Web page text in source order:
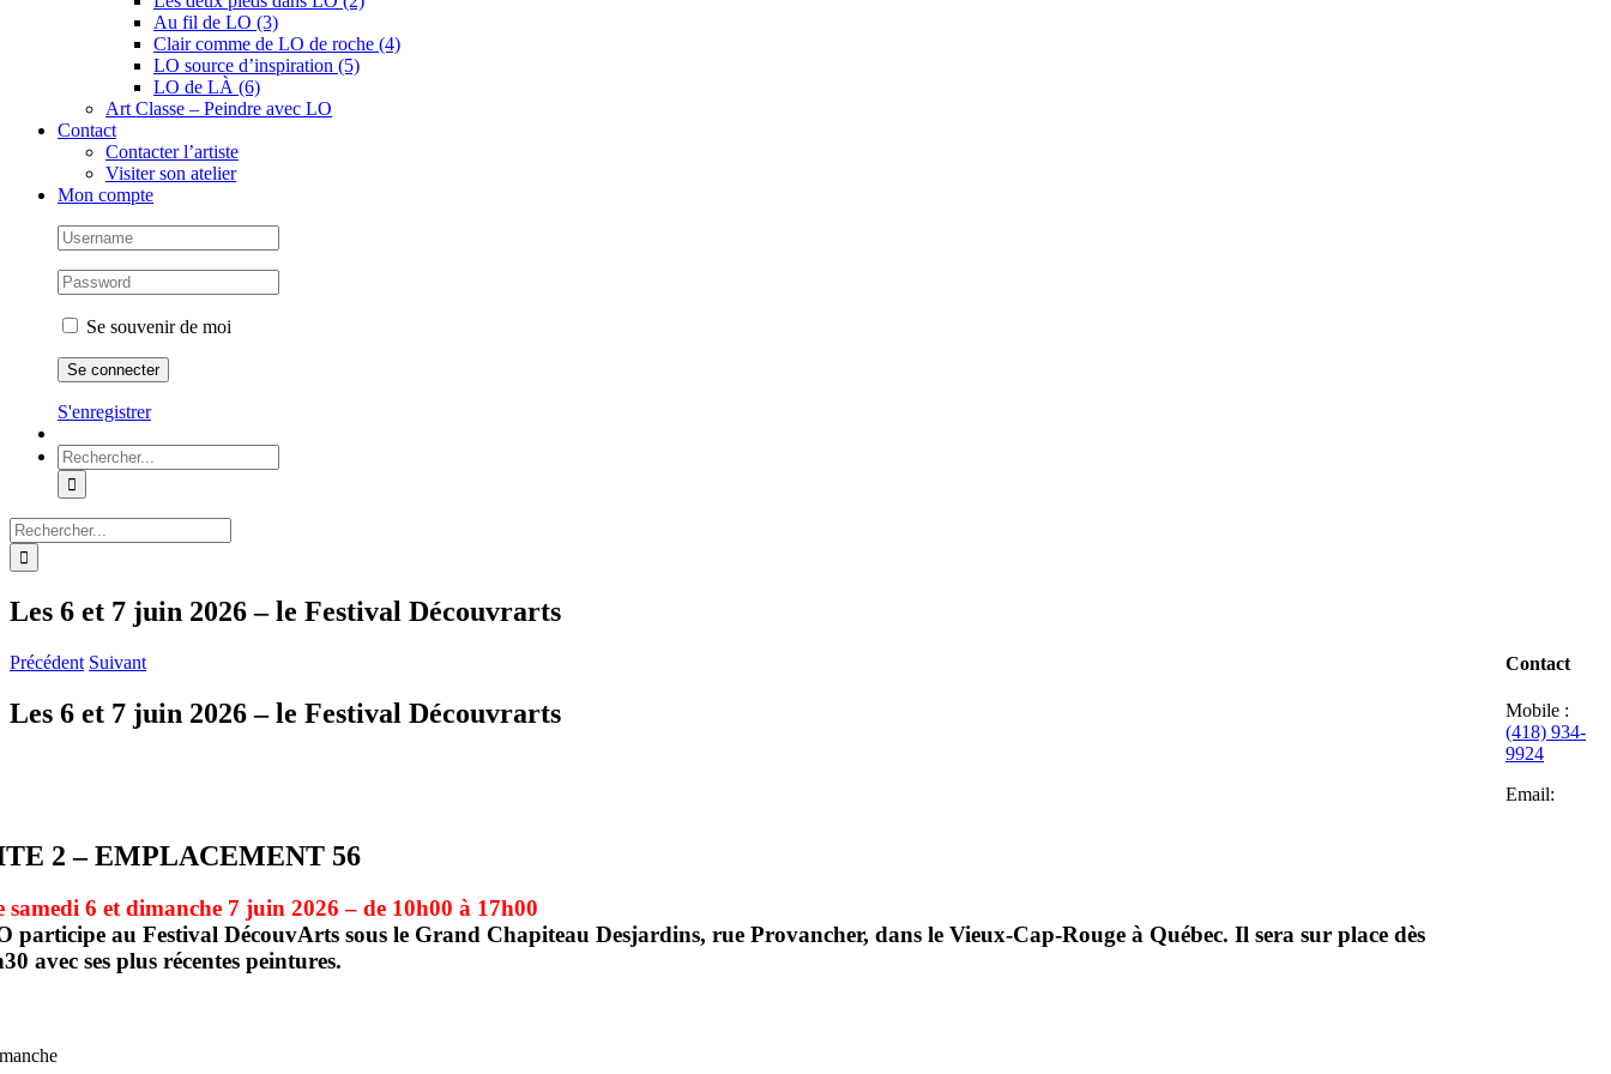
Au fil de LO (3)
Clair comme de LO de roche (4)
LO source d’inspiration (5)
LO de LÀ (6)
Art Classe – Peindre avec LO
Contact
Contacter l’artiste
Visiter son atelier
Mon compte
Se souvenir de moi
S'enregistrer
Rechercher:
Rechercher:
Les 6 et 7 juin 2026 – le Festival Découvrarts
Précédent Suivant
Les 6 et 7 juin 2026 – le Festival Découvrarts
2 – EMPLACEMENT 56
samedi 6 et dimanche 7 juin 2026 – de 10h00 à 17h00
participe au Festival DécouvArts sous le Grand Chapiteau Desjardins, rue Provancher, dans le Vieux-Cap-Rouge à Québec. Il sera sur place dès
avec ses plus récentes peintures.
Contact
Mobile :
(418) 934-
9924
Email: